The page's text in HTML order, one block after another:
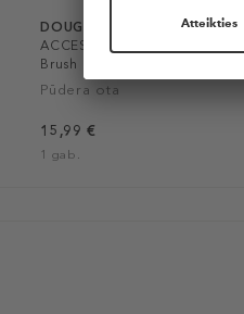
DOUGLAS COLLECTION
ACCESSORIES Large Powder
Brush
Pūdera ota
15,99 €
1 gab.